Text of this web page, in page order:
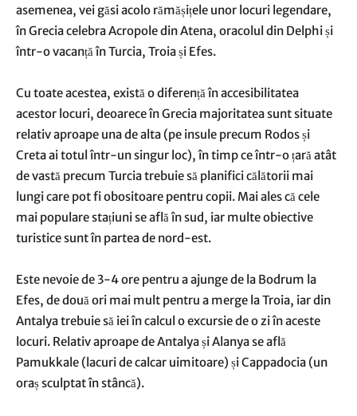
asemenea, vei găsi acolo rămășițele unor locuri legendare,
în Grecia celebra Acropole din Atena, oracolul din Delphi și
într-o vacanță în Turcia, Troia și Efes.
Cu toate acestea, există o diferență în accesibilitatea
acestor locuri, deoarece în Grecia majoritatea sunt situate
relativ aproape una de alta (pe insule precum Rodos și
Creta ai totul într-un singur loc), în timp ce într-o țară atât
de vastă precum Turcia trebuie să planifici călătorii mai
lungi care pot fi obositoare pentru copii. Mai ales că cele
mai populare stațiuni se află în sud, iar multe obiective
turistice sunt în partea de nord-est.
Este nevoie de 3-4 ore pentru a ajunge de la Bodrum la
Efes, de două ori mai mult pentru a merge la Troia, iar din
Antalya trebuie să iei în calcul o excursie de o zi în aceste
locuri. Relativ aproape de Antalya și Alanya se află
Pamukkale (lacuri de calcar uimitoare) și Cappadocia (un
oraș sculptat în stâncă).